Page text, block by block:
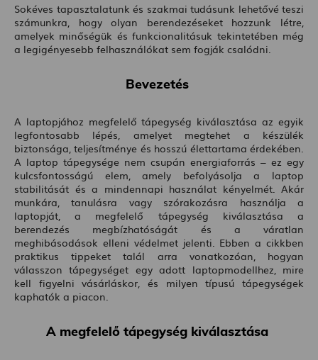
Sokéves tapasztalatunk és szakmai tudásunk lehetővé teszi
számunkra, hogy olyan berendezéseket hozzunk létre,
amelyek minőségük és funkcionalitásuk tekintetében még
a legigényesebb felhasználókat sem fogják csalódni.
Bevezetés
A laptopjához megfelelő tápegység kiválasztása az egyik
legfontosabb lépés, amelyet megtehet a készülék
biztonsága, teljesítménye és hosszú élettartama érdekében.
A laptop tápegysége nem csupán energiaforrás – ez egy
kulcsfontosságú elem, amely befolyásolja a laptop
stabilitását és a mindennapi használat kényelmét. Akár
munkára, tanulásra vagy szórakozásra használja a
laptopját, a megfelelő tápegység kiválasztása a
berendezés megbízhatóságát és a váratlan
meghibásodások elleni védelmet jelenti. Ebben a cikkben
praktikus tippeket talál arra vonatkozóan, hogyan
válasszon tápegységet egy adott laptopmodellhez, mire
kell figyelni vásárláskor, és milyen típusú tápegységek
kaphatók a piacon.
A megfelelő tápegység kiválasztása